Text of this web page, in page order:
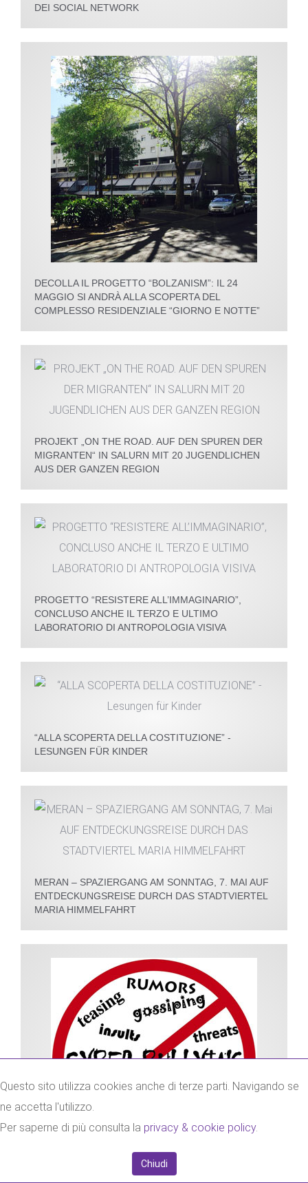
DEI SOCIAL NETWORK
DECOLLA IL PROGETTO “BOLZANISM”: IL 24
MAGGIO SI ANDRÀ ALLA SCOPERTA DEL
COMPLESSO RESIDENZIALE “GIORNO E NOTTE”
PROJEKT „ON THE ROAD. AUF DEN SPUREN DER
MIGRANTEN“ IN SALURN MIT 20 JUGENDLICHEN
AUS DER GANZEN REGION
PROGETTO “RESISTERE ALL’IMMAGINARIO”,
CONCLUSO ANCHE IL TERZO E ULTIMO
LABORATORIO DI ANTROPOLOGIA VISIVA
“ALLA SCOPERTA DELLA COSTITUZIONE” -
LESUNGEN FÜR KINDER
MERAN – SPAZIERGANG AM SONNTAG, 7. MAI AUF
ENTDECKUNGSREISE DURCH DAS STADTVIERTEL
MARIA HIMMELFAHRT
Questo sito utilizza cookies anche di terze parti. Navigando se
ne accetta l'utilizzo.
Per saperne di più consulta la privacy & cookie policy.
Chiudi